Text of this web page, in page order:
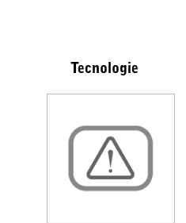
Tecnologie